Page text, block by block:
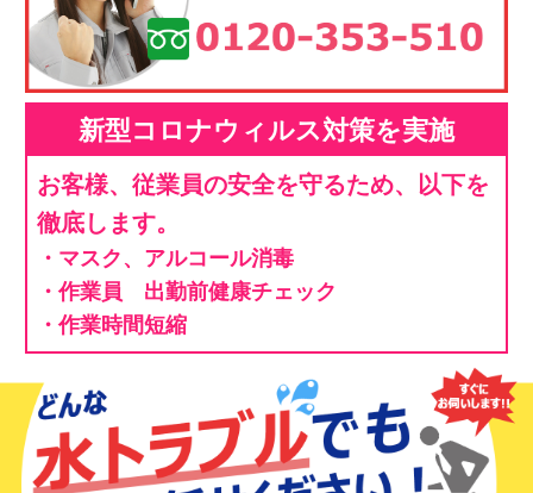
新型コロナウィルス対策を実施
お客様、従業員の安全を守るため、以下を
徹底します。
・マスク、アルコール消毒
・作業員 出勤前健康チェック
・作業時間短縮